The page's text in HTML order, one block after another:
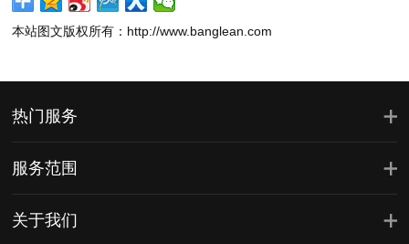
本站图文版权所有：http://www.banglean.com
热门服务
服务范围
关于我们